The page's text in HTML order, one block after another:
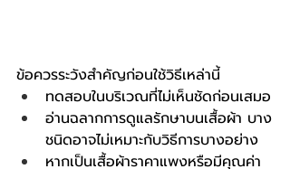
ข้อควรระวังสำคัญก่อนใช้วิธีเหล่านี้
ทดสอบในบริเวณที่ไม่เห็นชัดก่อนเสมอ
อ่านฉลากการดูแลรักษาบนเสื้อผ้า บาง
ชนิดอาจไม่เหมาะกับวิธีการบางอย่าง
หากเป็นเสื้อผ้าราคาแพงหรือมีคุณค่า